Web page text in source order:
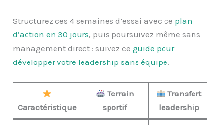
Structurez ces 4 semaines d’essai avec ce plan
d’action en 30 jours, puis poursuivez même sans
management direct : suivez ceguide pour
développer votre leadership sans équipe.
Caractéristique
Terrain
sportif
Transfert
leadership